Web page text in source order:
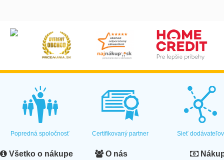
Popredná spoločnosť Certifikovaný partner Sieť dodávateľov
Všetko o nákupe O nás